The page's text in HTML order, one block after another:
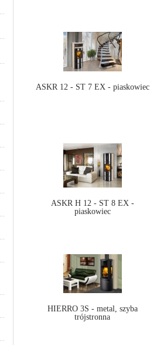
ASKR 12 - ST 7 EX - piaskowiec
ASKR H 12 - ST 8 EX -
piaskowiec
HIERRO 3S - metal, szyba
trójstronna